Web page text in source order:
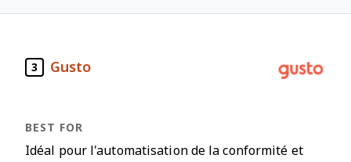
3 Gusto
Idéal pour l'automatisation de la conformité et